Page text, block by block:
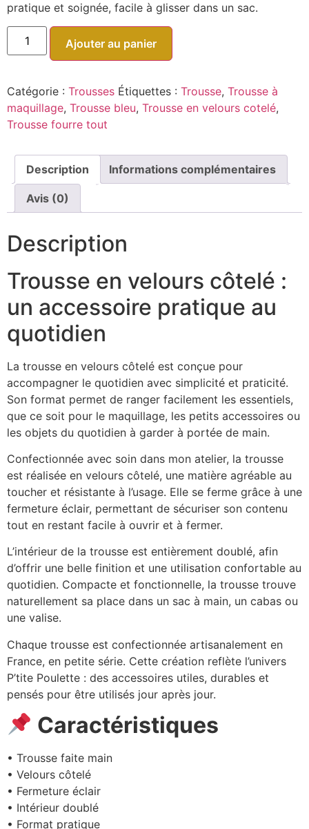
pratique et soignée, facile à glisser dans un sac.
Ajouter au panier
Catégorie : Trousses Étiquettes : Trousse, Trousse à
maquillage, Trousse bleu, Trousse en velours cotelé,
Trousse fourre tout
Description Informations complémentaires
Avis (0)
Description
Trousse en velours côtelé :
un accessoire pratique au
quotidien
La trousse en velours côtelé est conçue pour
accompagner le quotidien avec simplicité et praticité.
Son format permet de ranger facilement les essentiels,
que ce soit pour le maquillage, les petits accessoires ou
les objets du quotidien à garder à portée de main.
Confectionnée avec soin dans mon atelier, la trousse
est réalisée en velours côtelé, une matière agréable au
toucher et résistante à l’usage. Elle se ferme grâce à une
fermeture éclair, permettant de sécuriser son contenu
tout en restant facile à ouvrir et à fermer.
L’intérieur de la trousse est entièrement doublé, afin
d’offrir une belle finition et une utilisation confortable au
quotidien. Compacte et fonctionnelle, la trousse trouve
naturellement sa place dans un sac à main, un cabas ou
une valise.
Chaque trousse est confectionnée artisanalement en
France, en petite série. Cette création reflète l’univers
P’tite Poulette : des accessoires utiles, durables et
pensés pour être utilisés jour après jour.
Caractéristiques
• Trousse faite main
• Velours côtelé
• Fermeture éclair
• Intérieur doublé
• Format pratique